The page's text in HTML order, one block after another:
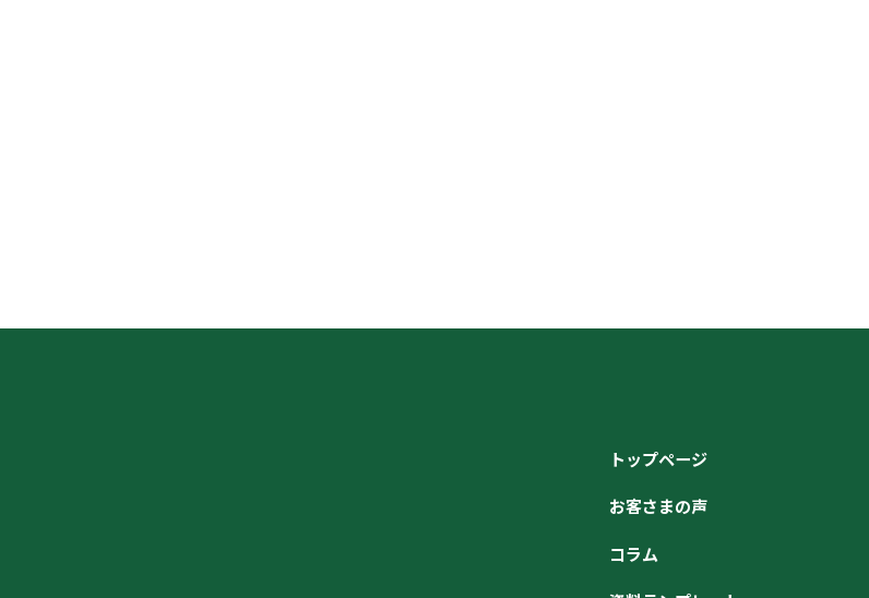
トップページ
お客さまの声
コラム